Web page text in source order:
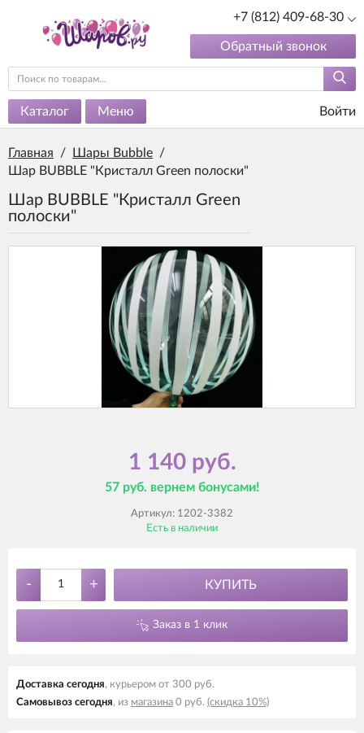
+7 (812) 409-68-30
Обратный звонок
Каталог Меню Войти
Главная / Шары Bubble /
Шар BUBBLE "Кристалл Green полоски"
Шар BUBBLE "Кристалл Green
полоски"
1 140 руб.
57 руб. вернем бонусами!
Артикул: 1202-3382
Есть в наличии
- + КУПИТЬ
Заказ в 1 клик
Доставка cегодня, курьером от 300 руб.
Самовывоз cегодня, из магазина 0 руб. (скидка 10%)